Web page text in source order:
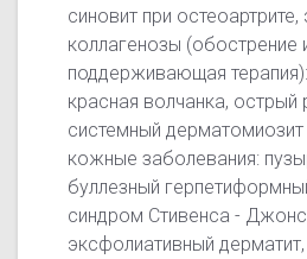
синовит при остеоартрите,
коллагенозы (обострение
поддерживающая
красная волчанка, острый
системный дерматомиозит
кожные заболевания:
буллезный
синдром Стивенса -
эксфолиативный